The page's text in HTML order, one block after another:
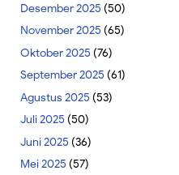
Desember 2025 (50)
November 2025 (65)
Oktober 2025 (76)
September 2025 (61)
Agustus 2025 (53)
Juli 2025 (50)
Juni 2025 (36)
Mei 2025 (57)